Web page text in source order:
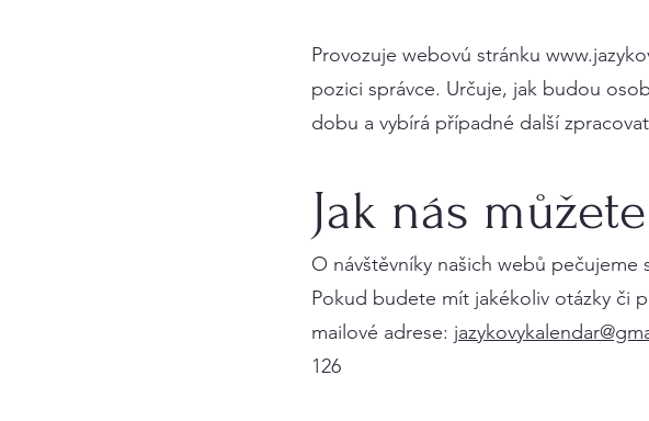
Provozuje webovú stránku
pozici správce. Určuje, jak budou
dobu a vybírá případné další
Jak nás
O návštěvníky našich webů
Pokud budete mít jakékoliv otázky či
mailové adrese:
126